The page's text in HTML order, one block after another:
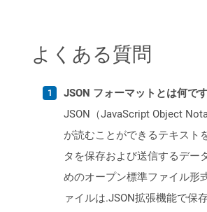
よくある質問
JSON フォーマットとは何で
JSON（JavaScript Object
が読むことができるテキスト
タを保存および送信するデー
めのオープン標準ファイル形
ァイルは.JSON拡張機能で保